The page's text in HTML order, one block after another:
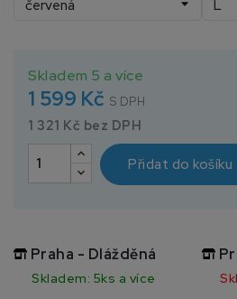
Skladem 5 a více
1 599 Kč S DPH
1 321 Kč bez DPH
Přidat do košíku
Praha - Dlážděná
Skladem: 5ks a více